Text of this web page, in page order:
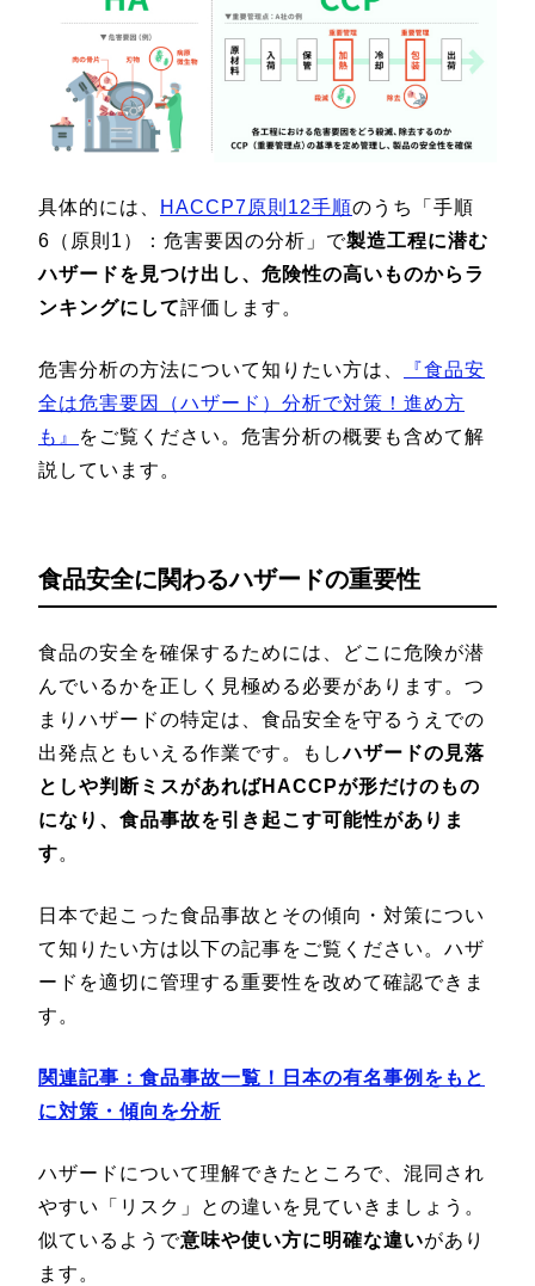
具体的には、 HACCP7原則12手順のうち「手順
6（原則1）：危害要因の分析」で製造工程に潜む
ハザードを見つけ出し、危険性の高いものからラ
ンキングにして評価します。
危害分析の方法について知りたい方は、
『食品安
全は危害要因（ハザード）分析で対策！進め方
も』
をご覧ください。危害分析の概要も含めて解
説しています。
食品安全に関わるハザードの重要性
食品の安全を確保するためには、どこに危険が潜
んでいるかを正しく見極める必要があります。つ
まりハザードの特定は、食品安全を守るうえでの
出発点ともいえる作業です。もしハザードの見落
としや判断ミスがあればHACCPが形だけのもの
になり、食品事故を引き起こす可能性がありま
す。
日本で起こった食品事故とその傾向・対策につい
て知りたい方は以下の記事をご覧ください。ハザ
ードを適切に管理する重要性を改めて確認できま
す。
関連記事： 食品事故一覧！日本の有名事例をもと
に対策・傾向を分析
ハザードについて理解できたところで、混同され
やすい「リスク」との違いを見ていきましょう。
似ているようで意味や使い方に明確な違いがあり
ます。